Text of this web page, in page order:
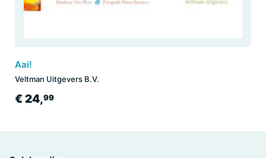
Aai!
Veltman Uitgevers B.V.
€ 24,99